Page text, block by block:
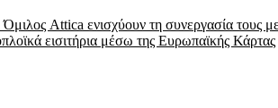
Attica ενισχύουν τη συνεργασία τους
εισιτήρια μέσω της Ευρωπαϊκής Κάρτας